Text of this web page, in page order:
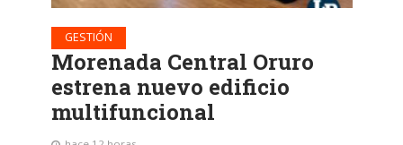
GESTIÓN
Morenada Central Oruro
estrena nuevo edificio
multifuncional